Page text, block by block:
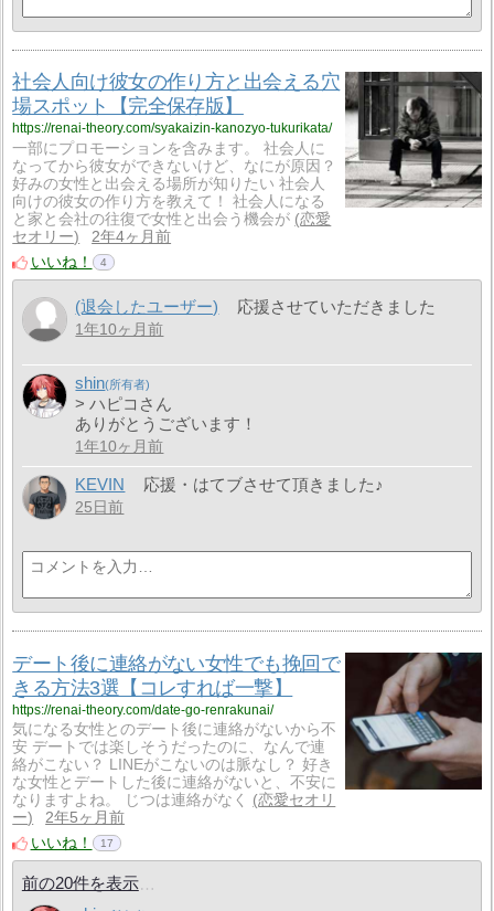
社会人向け彼女の作り方と出会える穴
場スポット【完全保存版】
https://renai-theory.com/syakaizin-kanozyo-tukurikata/
一部にプロモーションを含みます。 社会人に
なってから彼女ができないけど、なにが原因？
好みの女性と出会える場所が知りたい 社会人
向けの彼女の作り方を教えて！ 社会人になる
と家と会社の往復で女性と出会う機会が
恋愛
セオリー
2年4ヶ月前
いいね！
4
(退会したユーザー) 応援させていただきました
1年10ヶ月前
shin
> ハピコさん
ありがとうございます！
1年10ヶ月前
KEVIN 応援・はてブさせて頂きました♪
25日前
デート後に連絡がない女性でも挽回で
きる方法3選【コレすれば一撃】
https://renai-theory.com/date-go-renrakunai/
気になる女性とのデート後に連絡がないから不
安 デートでは楽しそうだったのに、なんで連
絡がこない？ LINEがこないのは脈なし？ 好き
な女性とデートした後に連絡がないと、不安に
なりますよね。 じつは連絡がなく
恋愛セオリ
ー
2年5ヶ月前
いいね！
17
前の20件を表示